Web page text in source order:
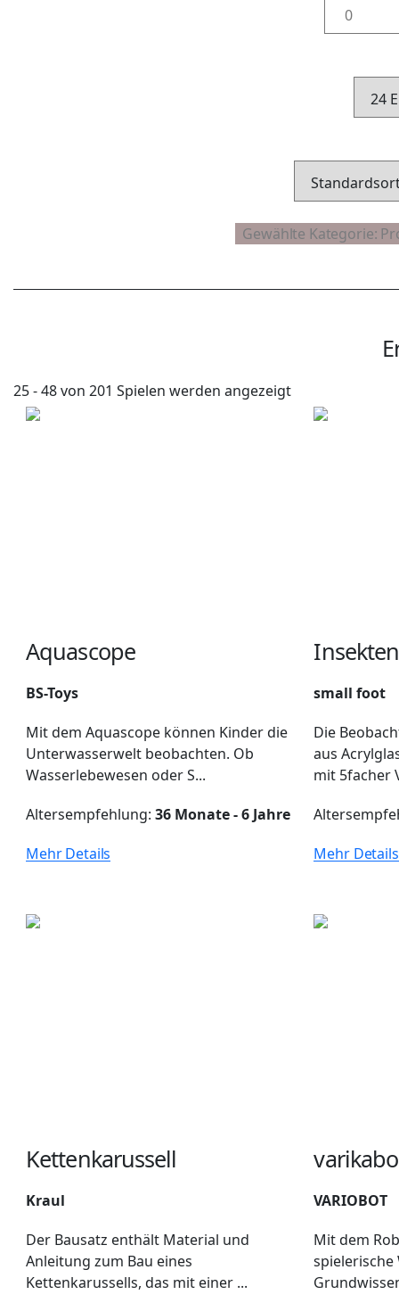
25 - 48 von 201 Spielen werden angezeigt
Aquascope
BS-Toys
Mit dem Aquascope können Kinder die
Unterwasserwelt beobachten. Ob
Wasserlebewesen oder S...
Altersempfehlung:36 Monate - 6 Jahre
Mehr Details
small foot
Die
aus
mit 5facher
Mehr Details
Kettenkarussell
Kraul
Der Bausatz enthält Material und
Anleitung zum Bau eines
Kettenkarussells, das mit einer ...
VARIOBOT
Mit dem
spielerische